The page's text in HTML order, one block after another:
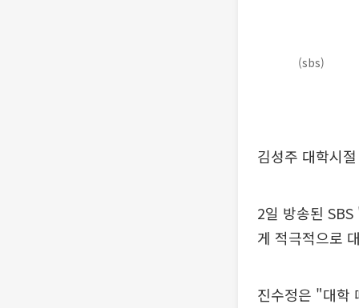
(sbs)
김성주 대학시
2일 방송된
게 적극적으로
진수정은 "대학